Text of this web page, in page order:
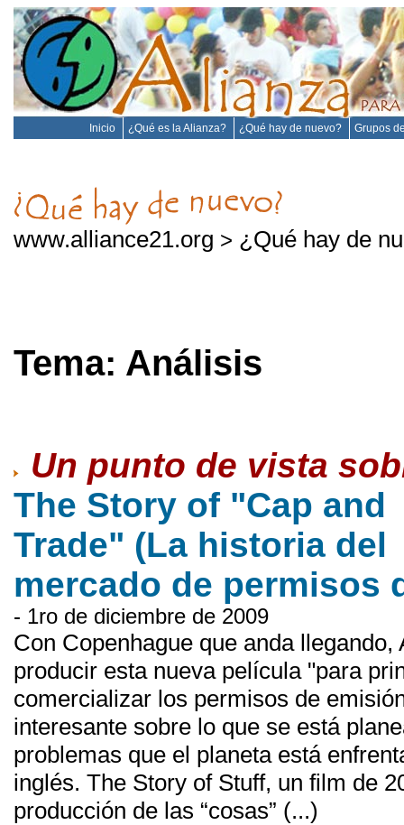
Inicio ¿Qué es la Alianza? ¿Qué hay de nuevo? Grupos
www.alliance21.org > ¿Qué hay de
Tema: Análisis
Un punto de vista
The Story of "Cap and
Trade" (La historia del
mercado de permisos
- 1ro de diciembre de 2009
Con Copenhague que anda
producir esta nueva película "para
comercializar los permisos de
interesante sobre lo que se está
problemas que el planeta está
inglés. The Story of Stuff, un film de
producción de las “cosas” (...)